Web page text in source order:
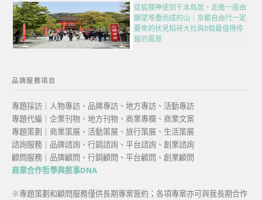
從狐狸神使到千本鳥居，走進一座由
願望堆疊而成的山｜京都自由行一定
要來的伏見稻荷大社與8個最值得停
留的風景
品牌服務項目
專題採訪｜人物專訪、品牌專訪、地方專訪、活動專訪
專題代編｜企業刊物、地方刊物、商業專欄、商業文案
專題策劃｜商業策展、活動策展、旅行策展、生活策展
諮詢服務｜品牌諮詢、行銷諮詢、平台諮詢、創業諮詢
顧問服務｜品牌顧問、行銷顧問、平台顧問、創業顧問
商業合作哲學與敘事DNA
※專題策劃和顧問服務僅供長期專案簽約；各項專案亦可與我長期合作